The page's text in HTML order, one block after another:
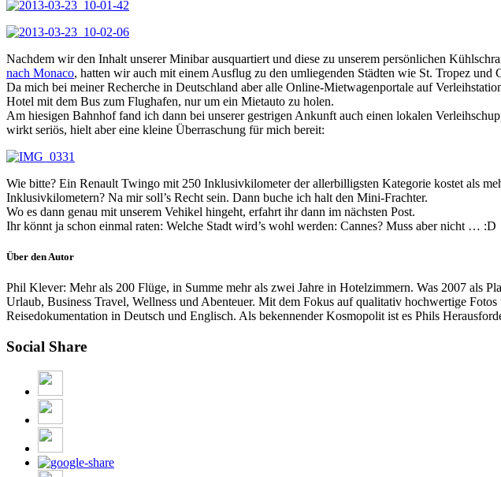
Nachdem wir den Inhalt unserer Minibar ausquartiert und diese zu unserem persönlichen
nach Monaco, hatten wir auch mit einem Ausflug zu den umliegenden Städten wie St. Tropez und
Da mich bei meiner Recherche in Deutschland aber alle Online-Mietwagenportale auf
Hotel mit dem Bus zum Flughafen, nur um ein Mietauto zu holen.
Am hiesigen Bahnhof fand ich dann bei unserer gestrigen Ankunft auch einen lokalen
wirkt seriös, hielt aber eine kleine Überraschung für mich bereit:
Wie bitte? Ein Renault Twingo mit 250 Inklusivkilometer der allerbilligsten Kategorie kostet als
Inklusivkilometern? Na mir soll’s Recht sein. Dann buche ich halt den Mini-Frachter.
Wo es dann genau mit unserem Vehikel hingeht, erfahrt ihr dann im nächsten Post.
Ihr könnt ja schon einmal raten: Welche Stadt wird’s wohl werden: Cannes? Muss aber nicht … :D
Über den Autor
Phil Klever: Mehr als 200 Flüge, in Summe mehr als zwei Jahre in Hotelzimmern. Was 2007 als
Urlaub, Business Travel, Wellness und Abenteuer. Mit dem Fokus auf qualitativ hochwertige
Reisedokumentation in Deutsch und Englisch. Als bekennender Kosmopolit ist es Phils
Social Share